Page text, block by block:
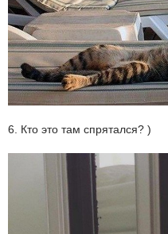
6. Кто это там спрятался? )